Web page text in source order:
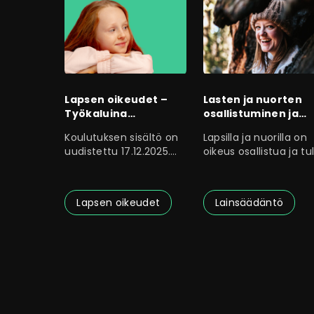
Lapsen oikeudet –
Työkaluina
arviointi ja
lapsibudjetointi
Koulutuksen sisältö on
uudistettu 17.12.2025.
Lapsen oikeudet
Lasten ja nuorten
osallistuminen ja
säädösvalmistelussa
Lapsilla ja nuorilla on
oikeus osallistua ja
Lainsäädäntö